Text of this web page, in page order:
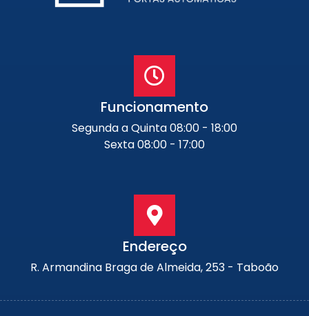
Funcionamento
Segunda a Quinta 08:00 - 18:00
Sexta 08:00 - 17:00
Endereço
R. Armandina Braga de Almeida, 253 - Taboão